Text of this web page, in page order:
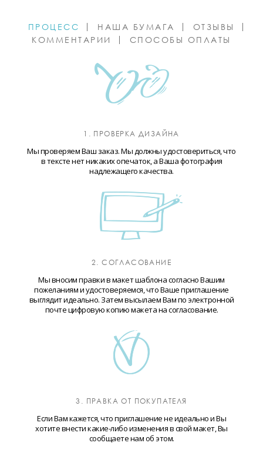
ПРОЦЕСС НАША БУМАГА
ОТЗЫВЫ
КОММЕНТАРИИ
СПОСОБЫ ОПЛАТЫ
1. ПРОВЕРКА ДИЗАЙНА
Мы проверяем Ваш заказ. Мы должны удостовериться, что
в тексте нет никаких опечаток, а Ваша фотография
надлежащего качества.
2. СОГЛАСОВАНИЕ
Мы вносим правки в макет шаблона согласно Вашим
пожеланиям и удостоверяемся, что Ваше приглашение
выглядит идеально. Затем высылаем Вам по электронной
почте цифровую копию макета на согласование.
3. ПРАВКА ОТ ПОКУПАТЕЛЯ
Если Вам кажется, что приглашение не идеально и Вы
хотите внести какие-либо изменения в свой макет, Вы
сообщаете нам об этом.